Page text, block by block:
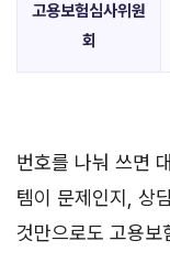
고용보험심사위원
회
번호를 나눠 쓰면
템이 문제인지, 상
것만으로도 고용보